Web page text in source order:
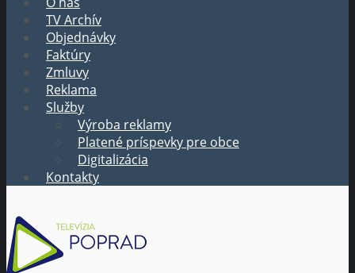
TV Archív
Objednávky
Faktúry
Zmluvy
Reklama
Služby
Výroba reklamy
Platené príspevky pre obce
Digitalizácia
Kontakty